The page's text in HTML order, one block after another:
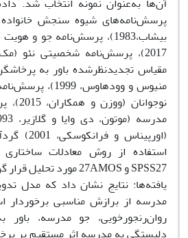
پرسش‌نامه‌های شیوه سنجش
بیشاب،1983)، پرسش‌نامه جو
مقیاس تجدید‌نظر‌شده باور به
منیوس و
(اورپیناس
استفاده از روش معادلات
SPSS27 و 27AMOS مورد تحلیل قرار گرفت.
یافته‌ها: نتایج نشان داد که مدل
مدرسه از برازش مناسبی برخوردار
روان‌رنجورخویی، جو مدرسه، باور
دلبستگی به مدرسه اثر مستقیم بر